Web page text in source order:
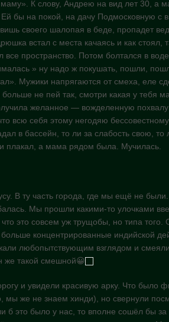
К слову, Андрею на вид лет 30, а
бы на покой, на дачу Подмосковную с
своего шалопая в беде, пропадет
встал с места качаясь и как стоял,
все пространство. Потом болтался в
» ну надо ж покушать, пошли,
Мужики напрягаются от смеха, еле
не пей так, смотри какая у тебя
желанное — вожделенную похвалу
всю себя этому негодяю
в бассейн, то ли за слабость свою,
плакал, а мама рядом была. Мучилась.
В ту часть города, где мы ещё не
Мы прошли какими-то улочками
что это совсем уж трущобы, но типа
концентрированные индийской
любопытствующим взглядом и
же такой смешной😀
и увидели красивую арку. Что было
мы же не знаем хинди), но свернули
б это было у нас, то вполне сошёл бы